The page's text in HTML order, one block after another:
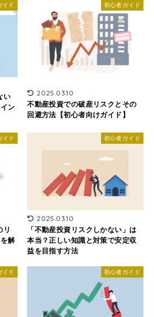
イド
い
ン
初心者ガイド
2025.03.10
不動産投資での破産リスクとその
回避方法【初心者向けガイド】
イド
リ
解
初心者ガイド
2025.03.10
「不動産投資リスクしかない」は
本当？正しい知識と対策で安定収
益を目指す方法
イド 初心者ガイド